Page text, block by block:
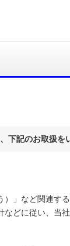
下記のお取扱を
」など関連す
どに従い、当